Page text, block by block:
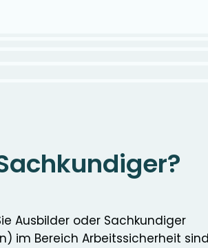
Ausbilder oder Sachkundiger
im Bereich Arbeitssicherheit